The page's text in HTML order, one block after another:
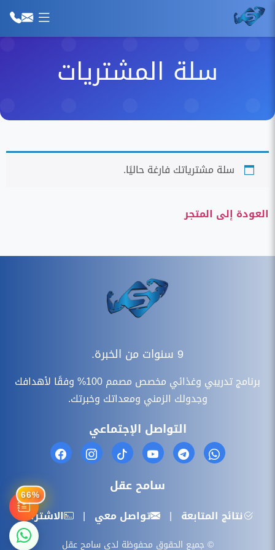
66%
سلة المشتريات
سلة مشترياتك فارغة حاليًا.
العودة إلى المتجر
9 سنوات من الخبرة.
برنامج تدريبي وغذائي مخصص مصمم 100% وفقًا لأهدافك
وجدولك الزمني ومعداتك وخبرتك.
التواصل الإجتماعي
سامح عقل
نتائج المتابعة | تواصل معي | الاشتراك
© جميع الحقوق محفوظة لدى سامح عقل